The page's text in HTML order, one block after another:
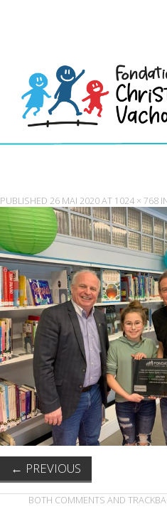
PUBLISHED 26 MAI 2020AT 1024 × 768
← PREVIOUS
BOTH COMMENTS AND